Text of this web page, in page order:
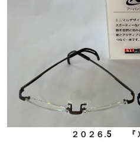
２０２６.5 『